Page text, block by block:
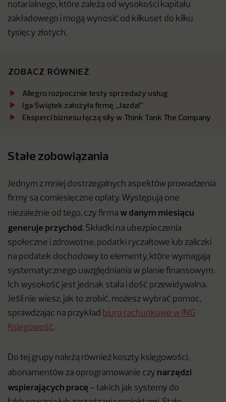
notarialnego, które zależą od wysokości kapitału
zakładowego i mogą wynosić od kilkuset do kilku
tysięcy złotych.
ZOBACZ RÓWNIEŻ
Allegro rozpocznie testy sprzedaży usług
Iga Świątek założyła firmę „Jazda!”
Eksperci biznesu łączą siły w Think Tank The Company
Stałe zobowiązania
Jednym z mniej dostrzegalnych aspektów prowadzenia
firmy są comiesięczne opłaty. Występują one
niezależnie od tego, czy firma w danym miesiącu
generuje przychód. Składki na ubezpieczenia
społeczne i zdrowotne, podatki ryczałtowe lub zaliczki
na podatek dochodowy to elementy, które wymagają
systematycznego uwzględniania w planie finansowym.
Ich wysokość jest jednak stała i dość przewidywalna.
Jeśli nie wiesz, jak to zrobić, możesz wybrać pomoc,
sprawdzając na przykład biuro rachunkowe w ING
Księgowość.
Do tej grupy należą również koszty księgowości,
abonamentów za oprogramowanie czy narzędzi
wspierających pracę – takich jak systemy do